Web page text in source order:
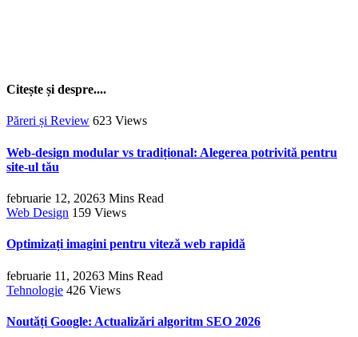
Citește și despre....
Păreri și Review 623 Views
Web-design modular vs tradițional: Alegerea potrivită pentru
site-ul tău
februarie 12, 20263 Mins Read
Web Design 159 Views
Optimizați imagini pentru viteză web rapidă
februarie 11, 20263 Mins Read
Tehnologie 426 Views
Noutăți Google: Actualizări algoritm SEO 2026